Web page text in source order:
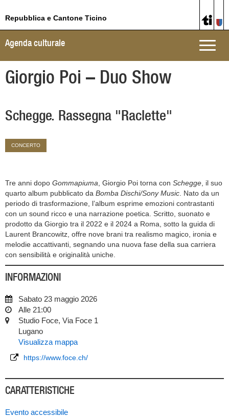
Repubblica e Cantone Ticino
Toggle
Agenda culturale
Giorgio Poi – Duo Show
Schegge. Rassegna "Raclette"
CONCERTO
Tre anni dopo Gommapiuma , Giorgio Poi torna con Schegge , il suo
quarto album pubblicato da Bomba Dischi/Sony Music . Nato da un
periodo di trasformazione, l’album esprime emozioni contrastanti
con un sound ricco e una narrazione poetica. Scritto, suonato e
prodotto da Giorgio tra il 2022 e il 2024 a Roma, sotto la guida di
Laurent Brancowitz, offre nove brani tra realismo magico, ironia e
melodie accattivanti, segnando una nuova fase della sua carriera
con sensibilità e originalità uniche.
INFORMAZIONI
Sabato 23 maggio 2026
Alle 21:00
Studio Foce, Via Foce 1
Lugano
Visualizza mappa
https://www.foce.ch/
CARATTERISTICHE
Evento accessibile